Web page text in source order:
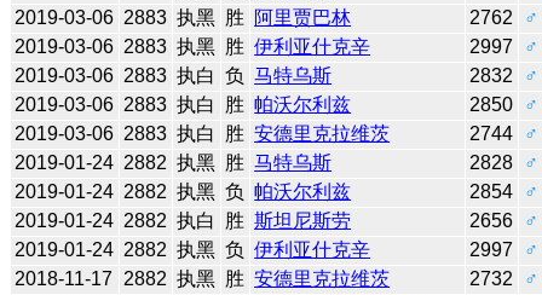
2019-03-06 2883 执黑 胜 阿里贾巴林 2762
♂
2019-03-06 2883 执黑 胜 伊利亚什克辛 2997
♂
2019-03-06 2883 执白 负 马特乌斯 2832
♂
2019-03-06 2883 执白 胜 帕沃尔利兹 2850
♂
2019-03-06 2883 执白 胜 安德里克拉维茨 2744
♂
2019-01-24 2882 执黑 胜 马特乌斯 2828
♂
2019-01-24 2882 执黑 负 帕沃尔利兹 2854
♂
2019-01-24 2882 执白 胜 斯坦尼斯劳 2656
♂
2019-01-24 2882 执黑 负 伊利亚什克辛 2997
♂
2018-11-17
2882 执黑 胜 安德里克拉维茨 2732
♂